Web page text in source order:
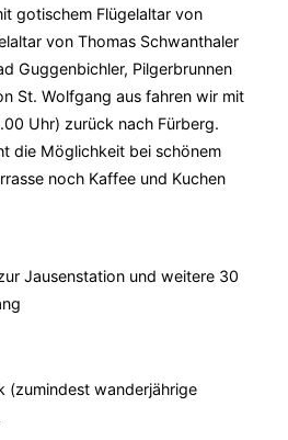
gotischem Flügelaltar von
von Thomas Schwanthaler
Guggenbichler, Pilgerbrunnen
St. Wolfgang aus fahren wir mit
Uhr) zurück nach Fürberg.
die Möglichkeit bei schönem
noch Kaffee und Kuchen
Jausenstation und weitere 30
(zumindest wanderjährige